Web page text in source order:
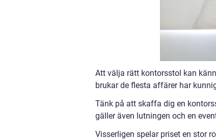
Att välja rätt kontorsstol kan
brukar de flesta affärer har
Tänk på att skaffa dig en
gäller även lutningen och en
Visserligen spelar priset en stor